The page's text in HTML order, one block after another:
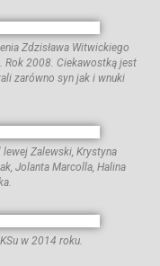
Zdzisława Witwickiego
Rok 2008. Ciekawostką jest
zarówno syn jak i wnuki
Zalewski, Krystyna
Jolanta Marcolla, Halina
w 2014 roku.